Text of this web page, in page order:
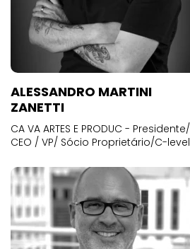
ALESSANDRO MARTINI
ZANETTI
CA VA ARTES E PRODUC - Presidente/
CEO / VP/ Sócio Proprietário/C-level